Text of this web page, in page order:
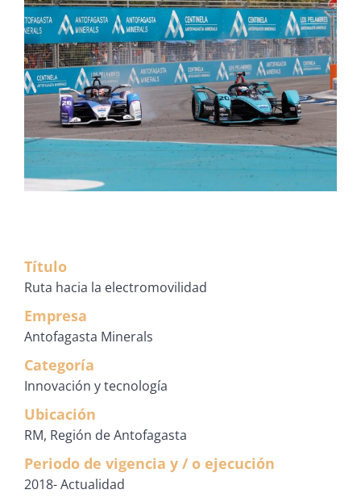
Título
Ruta hacia la electromovilidad
Empresa
Antofagasta Minerals
Categoría
Innovación y tecnología
Ubicación
RM, Región de Antofagasta
Periodo de vigencia y / o ejecución
2018- Actualidad